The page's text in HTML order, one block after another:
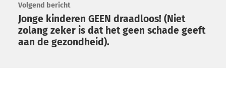
Volgend bericht
Jonge kinderen GEEN draadloos! (Niet
zolang zeker is dat het geen schade geeft
aan de gezondheid).